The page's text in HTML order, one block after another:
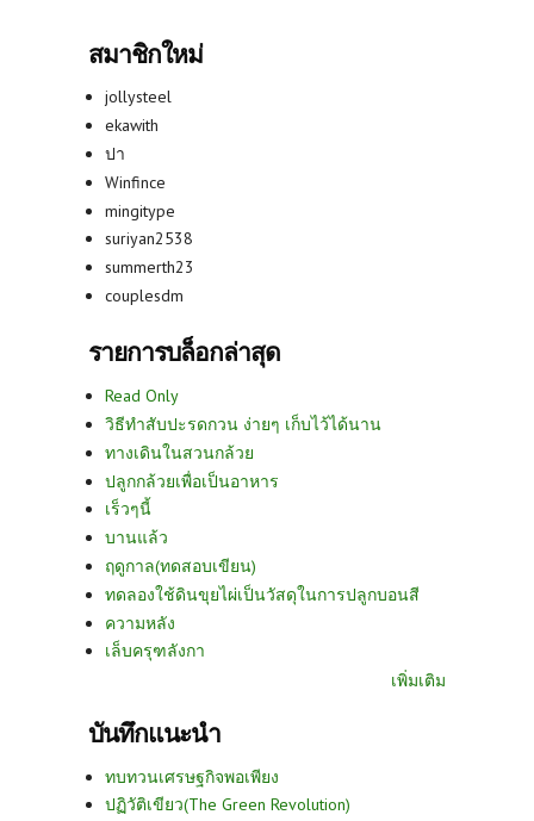
สมาชิกใหม่
jollysteel
ekawith
ปา
Winfince
mingitype
suriyan2538
summerth23
couplesdm
รายการบล็อกล่าสุด
Read Only
วิธีทำสับปะรดกวน ง่ายๆ เก็บไว้ได้นาน
ทางเดินในสวนกล้วย
ปลูกกล้วยเพื่อเป็นอาหาร
เร็วๆนี้
บานแล้ว
ฤดูกาล(ทดสอบเขียน)
ทดลองใช้ดินขุยไผ่เป็นวัสดุในการปลูกบอนสี
ความหลัง
เล็บครุฑลังกา
เพิ่มเติม
บันทึกแนะนำ
ทบทวนเศรษฐกิจพอเพียง
ปฏิวัติเขียว(The Green Revolution)